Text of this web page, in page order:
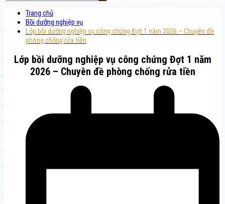
Trang chủ
Bồi dưỡng nghiệp vụ
Lớp bồi dưỡng nghiệp vụ công chứng Đợt 1 năm 2026 – Chuyên đề
phòng chống rửa tiền
Lớp bồi dưỡng nghiệp vụ công chứng Đợt 1 năm
2026 – Chuyên đề phòng chống rửa tiền